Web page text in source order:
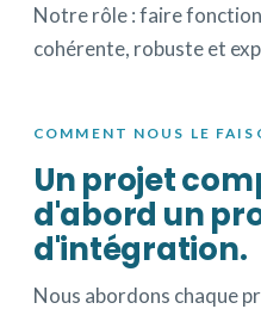
Notre rôle : faire
cohérente, robuste et
COMMENT NOUS LE
Un projet
d'abord un
d'intégration.
Nous abordons chaque